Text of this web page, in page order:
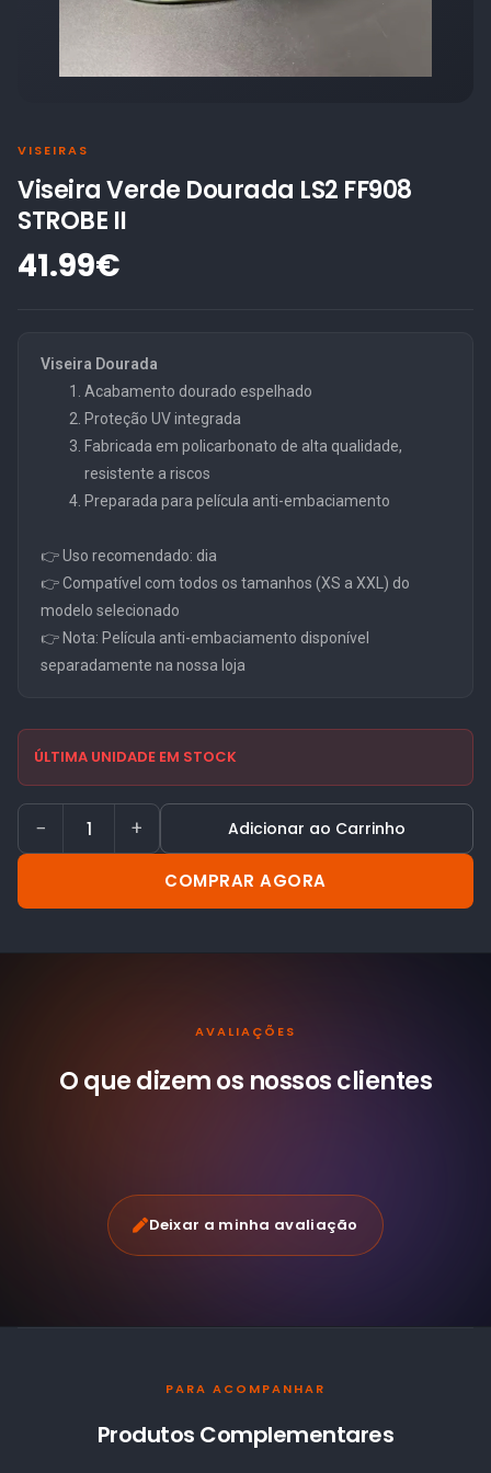
VISEIRAS
Viseira Verde Dourada LS2 FF908
STROBE II
41.99€
Viseira Dourada
Acabamento dourado espelhado
Proteção UV integrada
Fabricada em policarbonato de alta qualidade,
resistente a riscos
Preparada para película anti-embaciamento
👉 Uso recomendado: dia
👉 Compatível com todos os tamanhos (XS a XXL) do
modelo selecionado
👉 Nota: Película anti-embaciamento disponível
separadamente na nossa loja
ÚLTIMA UNIDADE EM STOCK
− + Adicionar ao Carrinho
COMPRAR AGORA
AVALIAÇÕES
O que dizem os nossosclientes
Deixar a minha avaliação
PARA ACOMPANHAR
Produtos Complementares